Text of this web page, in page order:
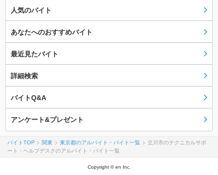
人気のバイト
あなたへのおすすめバイト
最近見たバイト
詳細検索
バイトQ&A
アンケート&プレゼント
バイトTOP 関東 東京都のアルバイト・バイト一覧
立川市のテクニカルサポ
ート・ヘルプデスクのアルバイト・バイト一覧
Copyright © en Inc.